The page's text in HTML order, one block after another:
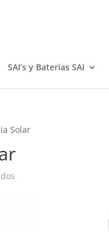
SAI’s y Baterias SAI
Solar